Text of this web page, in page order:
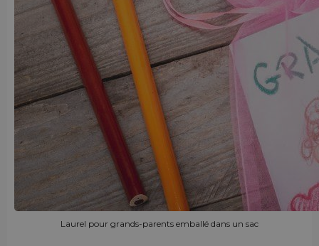
Laurel pour grands-parents emballé dans un sac